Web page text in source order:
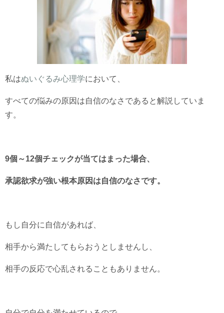
私はぬいぐるみ心理学において、
すべての悩みの原因は自信のなさであると解説していま
す。
9個～12個チェックが当てはまった場合、
承認欲求が強い根本原因は自信のなさです。
もし自分に自信があれば、
相手から満たしてもらおうとしませんし、
相手の反応で心乱されることもありません。